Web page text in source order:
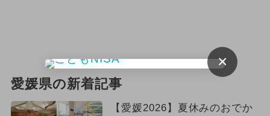
2026年10月のイベント ランキング
グルメフェス
愛媛県の新着記事
【愛媛2026】夏休みのおでか
×